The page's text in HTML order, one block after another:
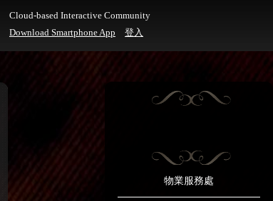
Cloud-based Interactive Community
Download Smartphone App
登入
物業服務處